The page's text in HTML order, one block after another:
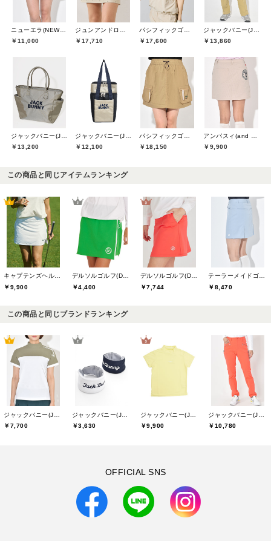
ニューエラ(NEW ERA)
￥11,000
￥17,710
￥17,600
￥13,860
￥13,200
￥12,100
￥18,150
￥9,900
この商品と同じアイテムランキング
キャプテンズヘルムゴルフ(Captains Helm Golf)
￥9,900
デルソルゴルフ(DELSOL GOLF)
￥4,400
デルソルゴルフ(DELSOL GOLF)
￥7,744
テーラーメイドゴルフ(TaylorMade Golf)
￥8,470
この商品と同じブランドランキング
￥7,700
￥3,630
￥9,900
￥10,780
OFFICIAL SNS